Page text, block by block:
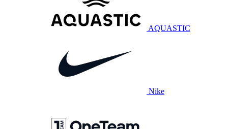
AQUASTIC
Nike